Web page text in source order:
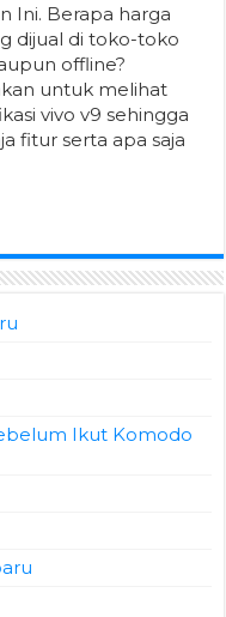
Ini. Berapa harga
dijual di toko-toko
offline?
untuk melihat
vivo v9 sehingga
fitur serta apa saja
Ikut Komodo